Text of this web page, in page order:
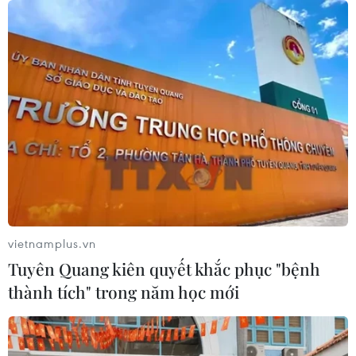
Việt Nam-Australia định hướng mở
rộng đầu tư phát triển chuỗi giá trị
lúa gạo
10/08/2026 12:40
Rà soát, quản lý diện tích, phát triển
ngành hàng sầu riêng bền vững
Cần Thơ đặt mục tiêu trở thành
trung tâm kinh tế tầm thấp của khu
vực
10/08/2026 11:28
vietnamplus.vn
Tuyên Quang kiên quyết khắc phục "bệnh
thành tích" trong năm học mới